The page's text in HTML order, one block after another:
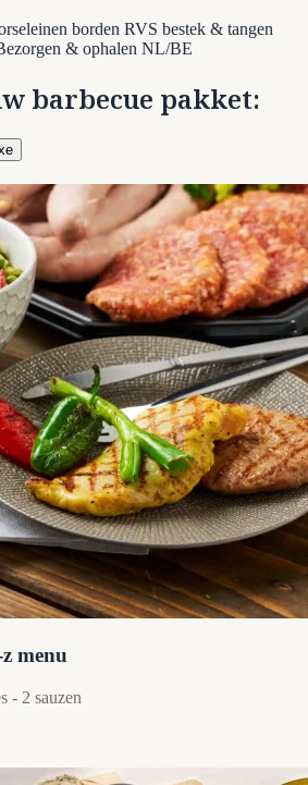
borden RVS bestek & tangen
& ophalen NL/BE
barbecue pakket:
menu
- 2 sauzen